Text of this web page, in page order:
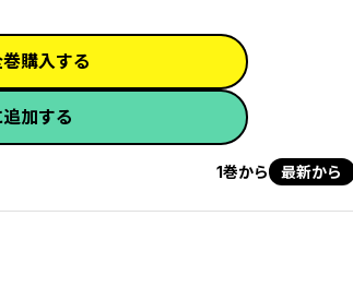
購入する
加する
1巻から 最新から